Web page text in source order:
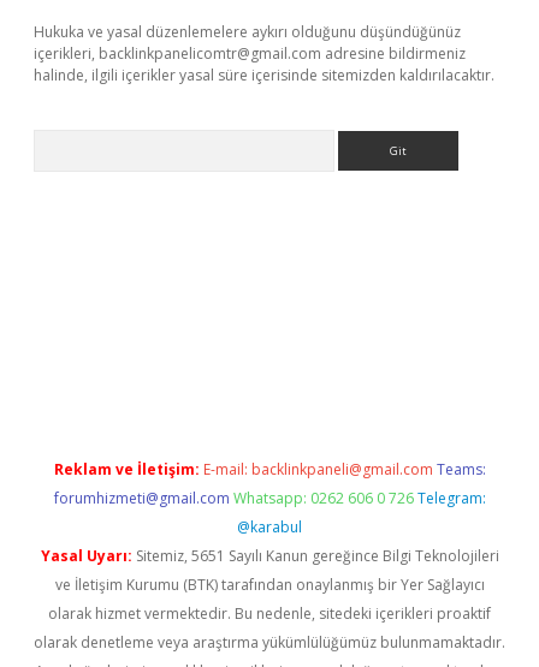
Hukuka ve yasal düzenlemelere aykırı olduğunu düşündüğünüz
içerikleri, backlinkpanelicomtr@gmail.com adresine bildirmeniz
halinde, ilgili içerikler yasal süre içerisinde sitemizden kaldırılacaktır.
Reklam ve İletişim: E-mail: backlinkpaneli@gmail.com Teams:
forumhizmeti@gmail.com Whatsapp: 0262 606 0 726 Telegram:
@karabul
Yasal Uyarı: Sitemiz, 5651 Sayılı Kanun gereğince Bilgi Teknolojileri
ve İletişim Kurumu (BTK) tarafından onaylanmış bir Yer Sağlayıcı
olarak hizmet vermektedir. Bu nedenle, sitedeki içerikleri proaktif
olarak denetleme veya araştırma yükümlülüğümüz bulunmamaktadır.